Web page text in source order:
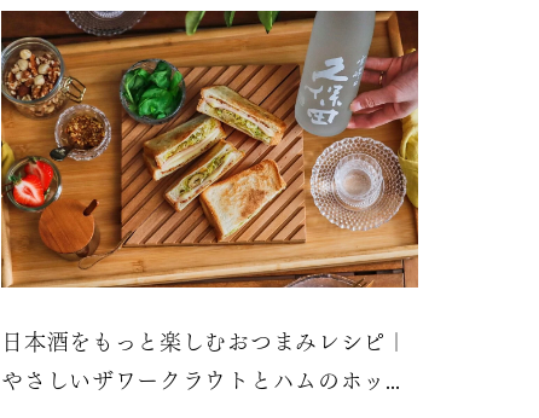
日本酒をもっと楽しむおつまみレシピ｜
やさしいザワークラウトとハムのホット